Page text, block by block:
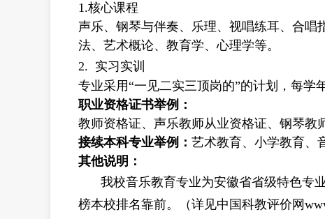
1.核心课程
声乐、钢琴与伴奏、乐理、视唱练耳、合
法、艺术概论、教育学、心理学等。
2. 实习实训
专业采用“一见二实三顶岗的”的计划，每学
职业资格证书举例：
教师资格证、声乐教师从业资格证、钢琴教
接续本科专业举例： 艺术教育、小学教育、
其他说明：
我校音乐教育专业为安徽省省级特色专
榜本校排名靠前。（详见中国科教评价网